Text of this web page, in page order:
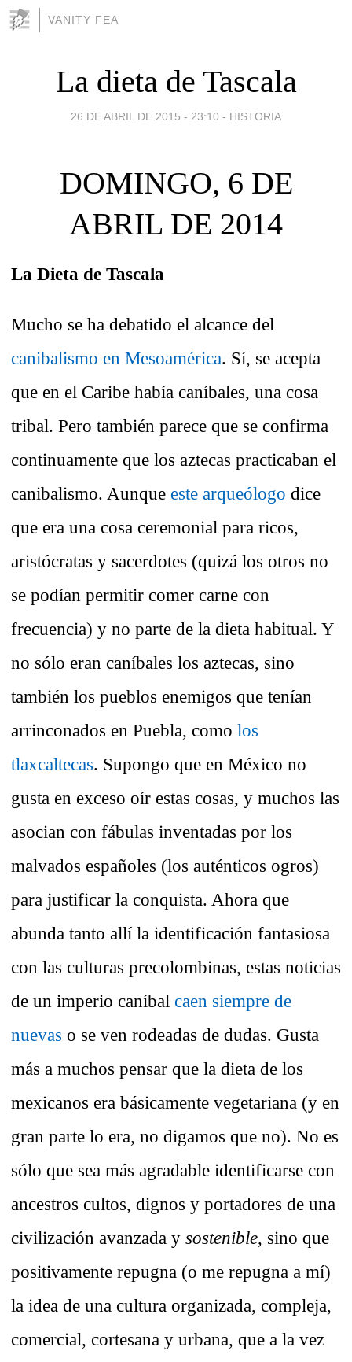
VANITY FEA
La dieta de Tascala
26 DE ABRIL DE 2015 - 23:10 - HISTORIA
DOMINGO, 6 DE
ABRIL DE 2014
La Dieta de Tascala
Mucho se ha debatido el alcance del
canibalismo en Mesoamérica. Sí, se acepta
que en el Caribe había caníbales, una cosa
tribal. Pero también parece que se confirma
continuamente que los aztecas practicaban el
canibalismo. Aunque este arqueólogo dice
que era una cosa ceremonial para ricos,
aristócratas y sacerdotes (quizá los otros no
se podían permitir comer carne con
frecuencia) y no parte de la dieta habitual. Y
no sólo eran caníbales los aztecas, sino
también los pueblos enemigos que tenían
arrinconados en Puebla, como los
tlaxcaltecas. Supongo que en México no
gusta en exceso oír estas cosas, y muchos las
asocian con fábulas inventadas por los
malvados españoles (los auténticos ogros)
para justificar la conquista. Ahora que
abunda tanto allí la identificación fantasiosa
con las culturas precolombinas, estas noticias
de un imperio caníbal caen siempre de
nuevas o se ven rodeadas de dudas. Gusta
más a muchos pensar que la dieta de los
mexicanos era básicamente vegetariana (y en
gran parte lo era, no digamos que no). No es
sólo que sea más agradable identificarse con
ancestros cultos, dignos y portadores de una
civilización avanzada y sostenible, sino que
positivamente repugna (o me repugna a mí)
la idea de una cultura organizada, compleja,
comercial, cortesana y urbana, que a la vez